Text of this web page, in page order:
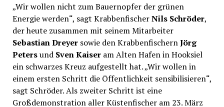
„Wir wollen nicht zum Bauernopfer der grünen
Energie werden“, sagt KrabbenfischerNils Schröder,
der heute zusammen mit seinem Mitarbeiter
Sebastian Dreyersowie den KrabbenfischernJörg
PetersundSven Kaiseram Alten Hafen in Hooksiel
ein schwarzes Kreuz aufgestellt hat. „Wir wollen in
einem ersten Schritt die Öffentlichkeit sensibilisieren“,
sagt Schröder. Als zweiter Schritt ist eine
Großdemonstration aller Küstenfischer am 23. März